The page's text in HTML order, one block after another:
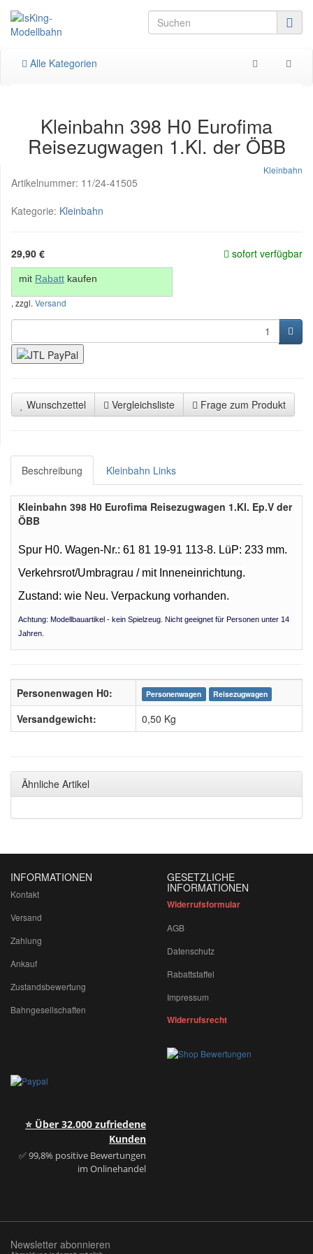
Alle Kategorien
Kleinbahn 398 H0 Eurofima
Reisezugwagen 1.Kl. der ÖBB
Kleinbahn
Artikelnummer: 11/24-41505
Kategorie: Kleinbahn
29,90 €
mit Rabatt kaufen
, zzgl. Versand
sofort verfügbar
Wunschzettel Vergleichsliste Frage zum Produkt
Beschreibung Kleinbahn Links
Kleinbahn 398 H0 Eurofima Reisezugwagen 1.Kl. Ep.V der
ÖBB
Spur H0. Wagen-Nr.: 61 81 19-91 113-8. LüP: 233 mm.
Verkehrsrot/Umbragrau / mit Inneneinrichtung.
Zustand: wie Neu. Verpackung vorhanden.
Achtung: Modellbauartikel - kein Spielzeug. Nicht geeignet für Personen unter 14
Jahren.
Personenwagen H0: Personenwagen Reisezugwagen
Versandgewicht: 0,50 Kg
Ähnliche Artikel
INFORMATIONEN
Kontakt
Versand
Zahlung
Ankauf
Zustandsbewertung
Bahngesellschaften
GESETZLICHE
INFORMATIONEN
Widerrufsformular
AGB
Datenschutz
Rabattstaffel
Impressum
Widerrufsrecht
⭐ Über 32.000 zufriedene
Kunden
✅ 99,8% positive Bewertungen
im Onlinehandel
Newsletter abonnieren